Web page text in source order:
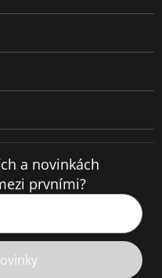
a novinkách
prvními?